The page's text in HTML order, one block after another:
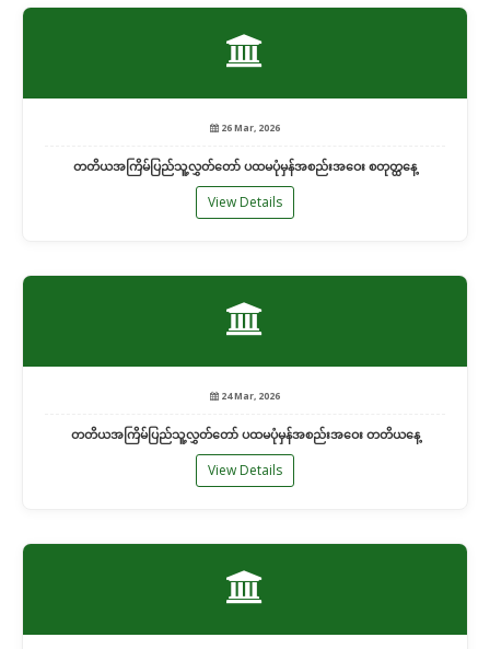
26 Mar, 2026
တတိယအကြိမ်ပြည်သူ့လွှတ်တော် ပထမပုံမှန်အစည်းအဝေး စတုတ္ထနေ့
View Details
24 Mar, 2026
တတိယအကြိမ်ပြည်သူ့လွှတ်တော် ပထမပုံမှန်အစည်းအဝေး တတိယနေ့
View Details